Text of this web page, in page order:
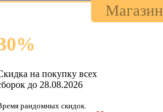
Магазин
%
на покупку всех
до 28.08.2026
рандомных скидок.